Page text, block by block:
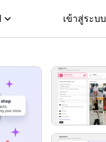
เข้าสู่ระบบ